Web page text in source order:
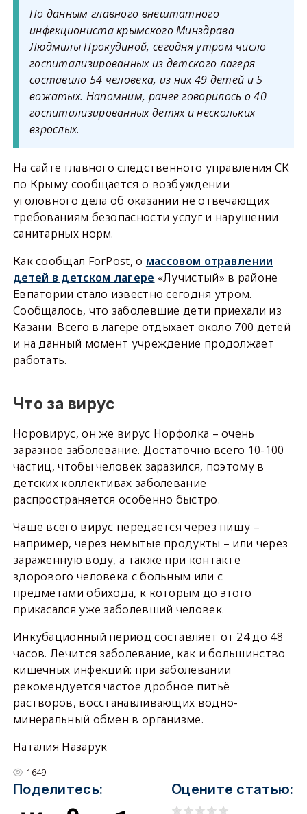
По данным главного внештатного
инфекциониста крымского Минздрава
Людмилы Прокудиной, сегодня утром число
госпитализированных из детского лагеря
составило 54 человека, из них 49 детей и 5
вожатых. Напомним, ранее говорилось о 40
госпитализированных детях и нескольких
взрослых.
На сайте главного следственного управления СК
по Крыму сообщается о возбуждении
уголовного дела об оказании не отвечающих
требованиям безопасности услуг и нарушении
санитарных норм.
Как сообщал ForPost, о массовом отравлении
детей в детском лагере «Лучистый» в районе
Евпатории стало известно сегодня утром.
Сообщалось, что заболевшие дети приехали из
Казани. Всего в лагере отдыхает около 700 детей
и на данный момент учреждение продолжает
работать.
Что за вирус
Норовирус, он же вирус Норфолка – очень
заразное заболевание. Достаточно всего 10-100
частиц, чтобы человек заразился, поэтому в
детских коллективах заболевание
распространяется особенно быстро.
Чаще всего вирус передаётся через пищу –
например, через немытые продукты – или через
заражённую воду, а также при контакте
здорового человека с больным или с
предметами обихода, к которым до этого
прикасался уже заболевший человек.
Инкубационный период составляет от 24 до 48
часов. Лечится заболевание, как и большинство
кишечных инфекций: при заболевании
рекомендуется частое дробное питьё
растворов, восстанавливающих водно-
минеральный обмен в организме.
Наталия Назарук
1649
Поделитесь: Оцените статью: